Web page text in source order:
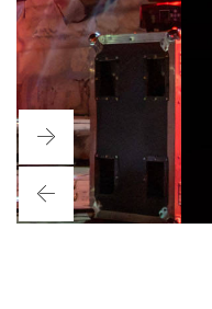
Previous
Next